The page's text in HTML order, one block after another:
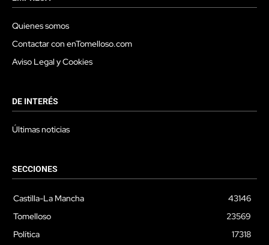
Quienes somos
Contactar con enTomelloso.com
Aviso Legal y Cookies
DE INTERÉS
Últimas noticias
SECCIONES
Castilla-La Mancha
43146
Tomelloso
23569
Política
17318